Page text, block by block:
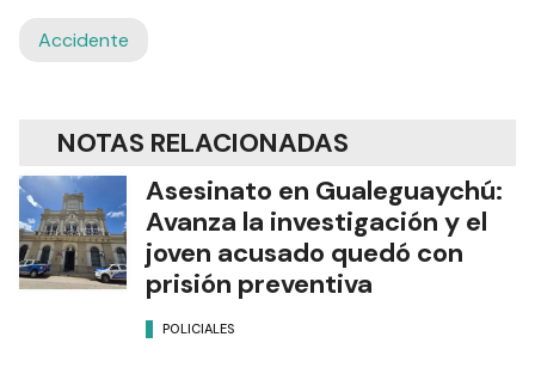
Accidente
NOTAS RELACIONADAS
Asesinato en Gualeguaychú:
Avanza la investigación y el
joven acusado quedó con
prisión preventiva
POLICIALES